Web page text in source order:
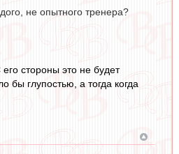
не опытного тренера?
стороны это не будет
бы глупостью, а тогда когда